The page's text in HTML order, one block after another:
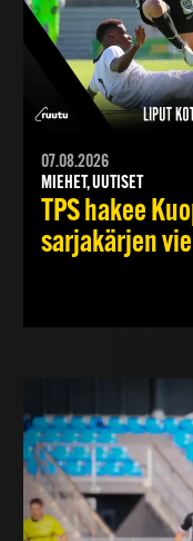
07.08.2026
MIEHET, UUTISET
TPS hakee
sarjakärjen